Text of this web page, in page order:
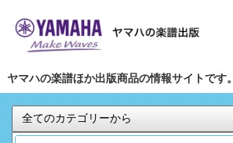
ヤマハの楽譜ほか出版商品の情報サイトです。